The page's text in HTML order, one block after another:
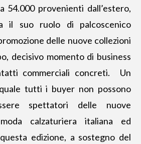
54.000 provenienti dall’estero,
il suo ruolo di palcoscenico
delle nuove collezioni
decisivo momento di business
commerciali concreti. Un
tutti i buyer non possono
spettatori delle nuove
calzaturiera italiana ed
edizione, a sostegno del